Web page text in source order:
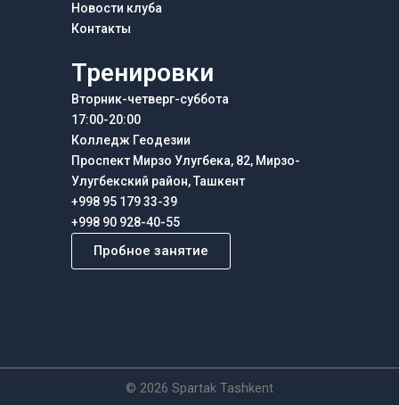
Новости клуба
Контакты
Тренировки
Вторник-четверг-суббота
17:00-20:00
Колледж Геодезии
Проспект Мирзо Улугбека, 82, Мирзо-
Улугбекский район, Ташкент
+998 95 179 33-39
+998 90 928-40-55
Пробное занятие
© 2026 Spartak Tashkent